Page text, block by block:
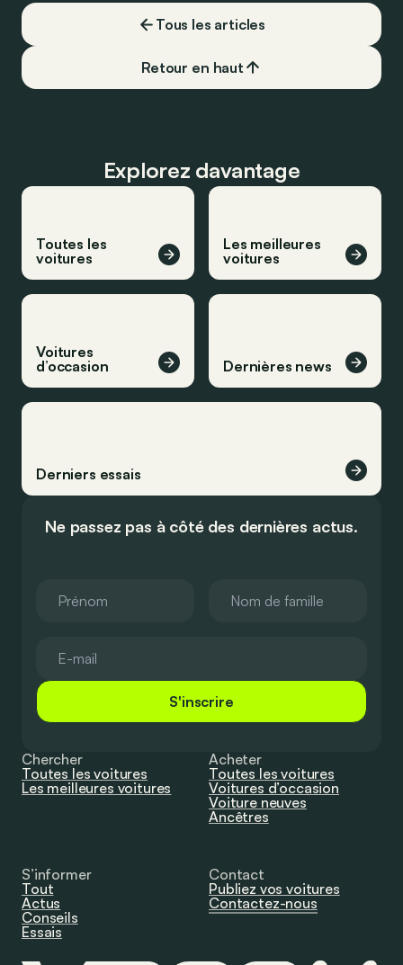
carburant, ni
Tous les articles
Retour en haut
Explorez davantage
Toutes les
voitures
Les meilleures
voitures
Voitures
d’occasion
Dernières news
Derniers essais
Ne passez pas à côté des dernières actus.
S'inscrire
Chercher
Toutes les voitures
Les meilleures voitures
Acheter
Toutes les voitures
Voitures d’occasion
Voiture neuves
Ancêtres
S’informer
Tout
Actus
Conseils
Essais
Contact
Publiez vos voitures
Contactez-nous